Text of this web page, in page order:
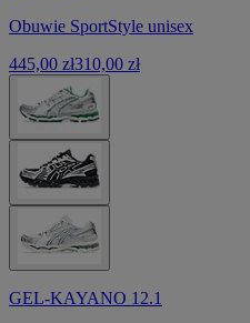
Obuwie SportStyle unisex
445,00 zł310,00 zł
GEL-KAYANO 12.1